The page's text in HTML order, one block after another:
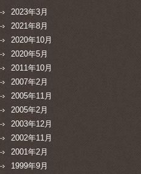
2023年3月
2021年8月
2020年10月
2020年5月
2011年10月
2007年2月
2005年11月
2005年2月
2003年12月
2002年11月
2001年2月
1999年9月